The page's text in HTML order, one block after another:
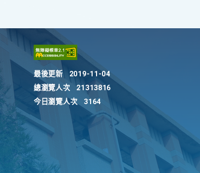
最後更新
2019-11-04
總瀏覽人次
21313816
今日瀏覽人次
3164